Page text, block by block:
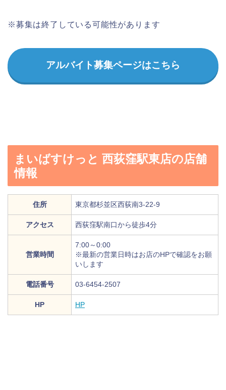
※募集は終了している可能性があります
アルバイト募集ページはこちら
まいばすけっと 西荻窪駅東店の店舗
情報
住所 東京都杉並区西荻南3-22-9
アクセス 西荻窪駅南口から徒歩4分
営業時間
7:00～0:00
※最新の営業日時はお店のHPで確認をお願
いします
電話番号 03-6454-2507
HP HP